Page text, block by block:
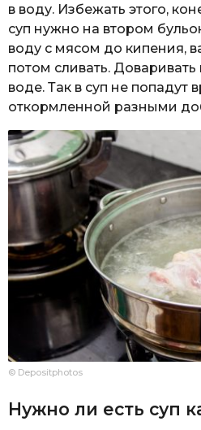
в воду. Избежать этого,
суп нужно на втором
воду с мясом до кипения,
потом сливать.
воде. Так в суп не попадут
откормленной разными
© Depositphotos
Нужно ли есть суп